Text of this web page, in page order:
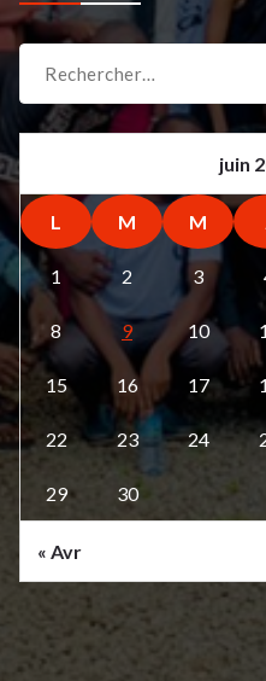
pour :
juin
L M M
1 2 3
8 9 10
15 16 17
22 23 24
29 30
« Avr